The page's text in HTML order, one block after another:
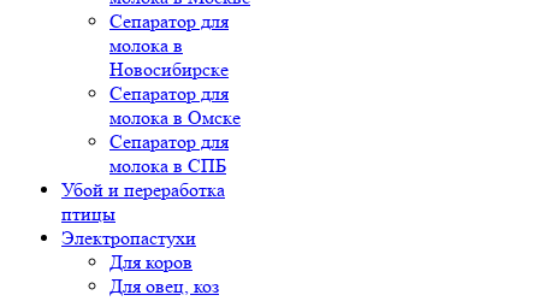
Сепаратор для
молока в
Новосибирске
Сепаратор для
молока в Омске
Сепаратор для
молока в СПБ
Убой и переработка
птицы
Электропастухи
Для коров
Для овец, коз